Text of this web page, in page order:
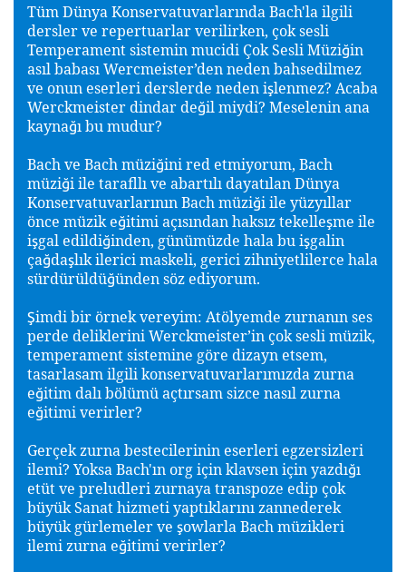
Tüm Dünya Konservatuvarlarında Bach'la ilgili
dersler ve repertuarlar verilirken, çok sesli
Temperament sistemin mucidi Çok Sesli Müziğin
asıl babası Wercmeister’den neden bahsedilmez
ve onun eserleri derslerde neden işlenmez? Acaba
Werckmeister dindar değil miydi? Meselenin ana
kaynağı bu mudur?
Bach ve Bach müziğini red etmiyorum, Bach
müziği ile tarafllı ve abartılı dayatılan Dünya
Konservatuvarlarının Bach müziği ile yüzyıllar
önce müzik eğitimi açısından haksız tekelleşme ile
işgal edildiğinden, günümüzde hala bu işgalin
çağdaşlık ilerici maskeli, gerici zihniyetlilerce hala
sürdürüldüğünden söz ediyorum.
Şimdi bir örnek vereyim: Atölyemde zurnanın ses
perde deliklerini Werckmeister’in çok sesli müzik,
temperament sistemine göre dizayn etsem,
tasarlasam ilgili konservatuvarlarımızda zurna
eğitim dalı bölümü açtırsam sizce nasıl zurna
eğitimi verirler?
Gerçek zurna bestecilerinin eserleri egzersizleri
ilemi? Yoksa Bach'ın org için klavsen için yazdığı
etüt ve preludleri zurnaya transpoze edip çok
büyük Sanat hizmeti yaptıklarını zannederek
büyük gürlemeler ve şowlarla Bach müzikleri
ilemi zurna eğitimi verirler?